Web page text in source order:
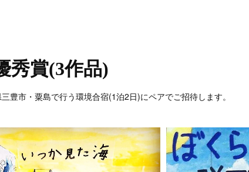
秀賞(3作品)
豊市・粟島で行う環境合宿(1泊2日)にペアでご招待します。